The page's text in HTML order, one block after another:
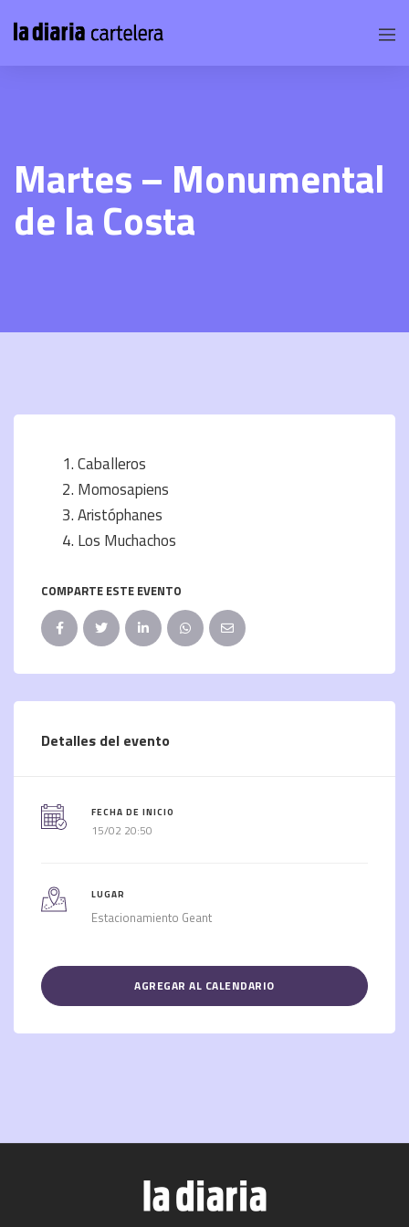
Martes – Monumental
de la Costa
Caballeros
Momosapiens
Aristóphanes
Los Muchachos
COMPARTE ESTE EVENTO
Detalles del evento
FECHA DE INICIO
15/02 20:50
LUGAR
Estacionamiento Geant
AGREGAR AL CALENDARIO